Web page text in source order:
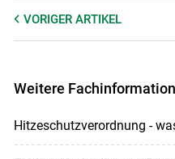
VORIGER ARTIKEL
Weitere Fachinformation
Hitzeschutzverordnung -